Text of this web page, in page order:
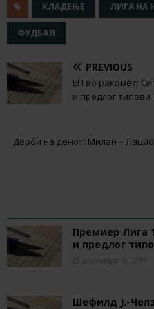
КЛАДЕЊЕ ЛИГА НА
ФУДБАЛ
PREVIOUS
ЕП во ракомет:
и предлог типови
Дерби на денот: Милан –
Премиер Лига
и предлог
декември 6, 2019
Шефилд Ј.-